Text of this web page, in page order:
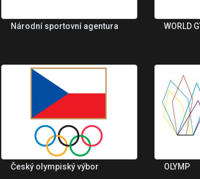
Národní sportovní agentura WORLD
Český olympiský výbor OLYMP